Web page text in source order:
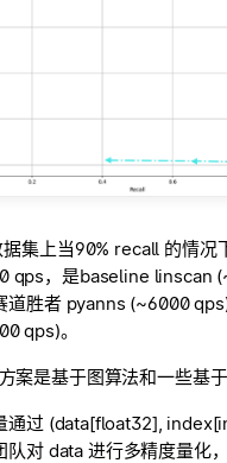
集上当90% recall 的情况
qps，是baseline linscan
道胜者 pyanns (~6000
qps)。
案是基于图算法和一些基于
通过 (data[float32],
队对 data 进行多精度量化